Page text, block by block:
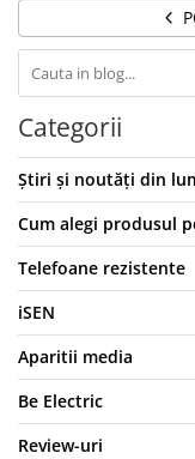
Categorii
Știri și noutăți din
Cum alegi produsul
Telefoane rezistente
iSEN
Aparitii media
Be Electric
Review-uri